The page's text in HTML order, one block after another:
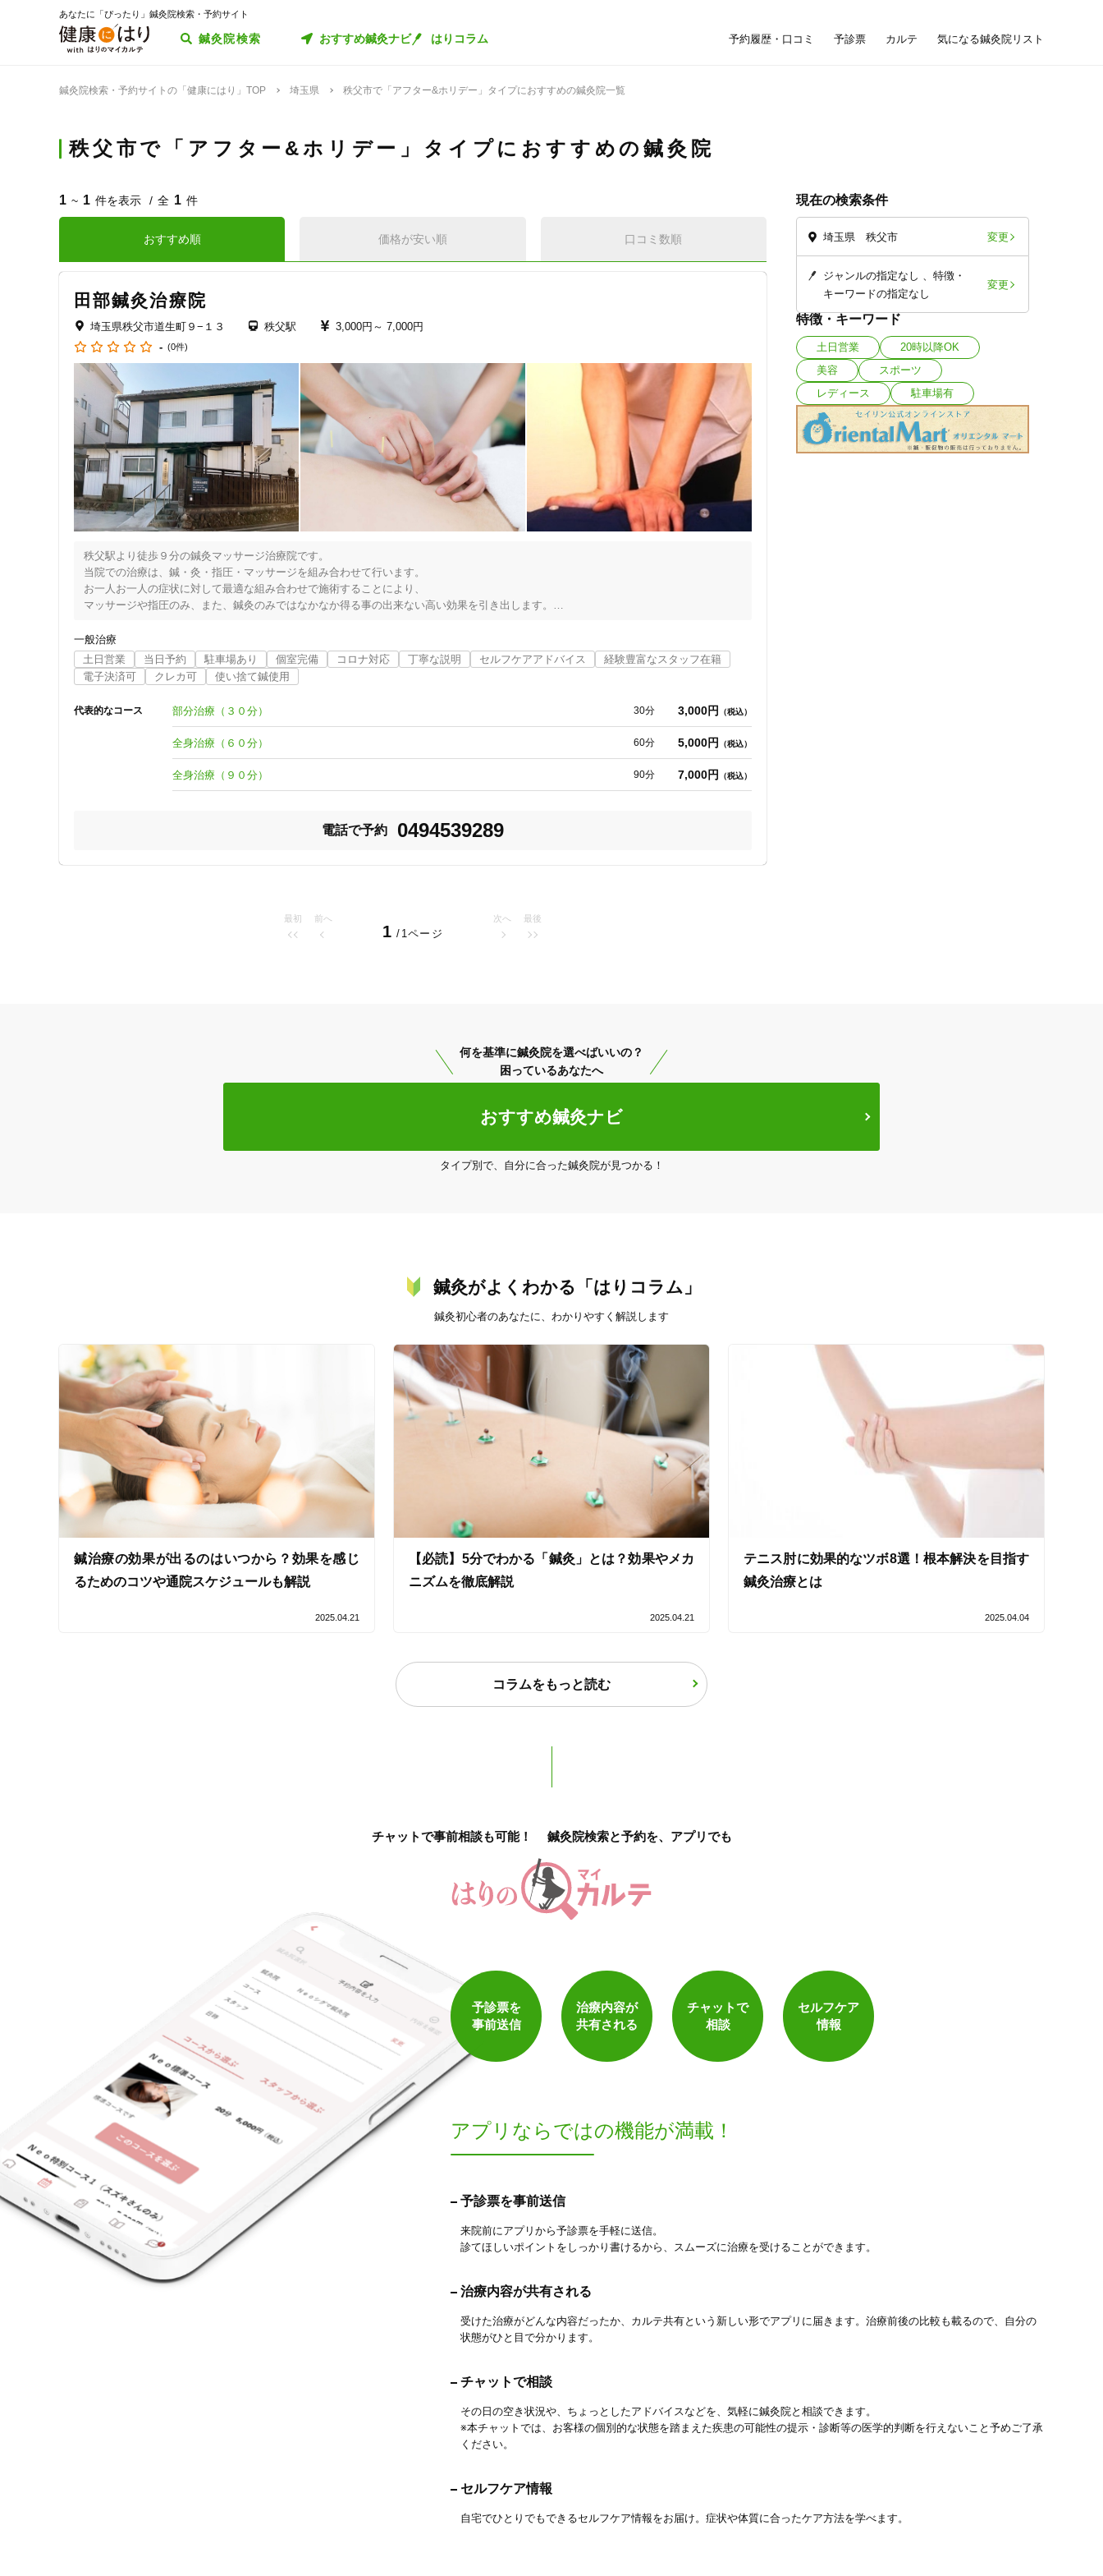
あなたに「ぴったり」鍼灸院検索・予約サイト
鍼灸院検索 おすすめ鍼灸ナビ はりコラム 予約履歴・口コミ 予診票 カルテ 気になる鍼灸院リスト
鍼灸院検索・予約サイトの「健康にはり」TOP 埼玉県 秩父市で「アフター&ホリデー」タイプにおすすめの鍼灸院一覧
秩父市で「アフター&ホリデー」タイプにおすすめの鍼灸院
現在の検索条件
埼玉県 秩父市 変更
ジャンルの指定なし
特徴・
キーワードの指定なし
変更
住所 秩父市 変更する
ジャンル
一般治療 レディース鍼灸 小児鍼
1 件 検索結果を見る
特徴・キーワード
土日営業
20時以降OK
美容
スポーツ
レディース
駐車場有
1 ~ 1 件を表示 全 1 件
おすすめ順 価格が安い順 口コミ数順
田部鍼灸治療院
埼玉県秩父市道生町９−１３ 秩父駅 3,000円～ 7,000円
- (0件)
秩父駅より徒歩９分の鍼灸マッサージ治療院です。
当院での治療は、鍼・灸・指圧・マッサージを組み合わせて行います。
お一人お一人の症状に対して最適な組み合わせで施術することにより、
マッサージや指圧のみ、また、鍼灸のみではなかなか得る事の出来ない高い効果を引き出します。
明るい個室。予約制をとっているので、他の患者さんを気にすることなくゆったりと治療を受けていただけます。治療着は、肌を出す面
積が最小限になるよう工夫された、上下セパレートのパジャマタイプのものをご用意しております。着替えやお化粧直しのためのスペー
スもありますので、女性の方も安心してご利用いただけます。
・腰痛でお悩みの方。
・臀部や下肢の痛み・痺れでお悩みの方。
・頚肩こりや頭痛、股関節痛、顎関節痛などでお困りの方。
・他の患者さんを気にすることなく治療を受けたい方。
・鍼やお灸がはじめての方。
一般治療
土日営業
当日予約 駐車場あり 個室完備 コロナ対応 丁寧な説明 セルフケアアドバイス
経験豊富なスタッフ在籍
電子決済可
クレカ可 使い捨て鍼使用
代表的なコース 部分治療（３０分） 30分 3,000円 （税込）
全身治療（６０分） 60分 5,000円 （税込）
全身治療（９０分） 90分 7,000円 （税込）
電話で予約 0494539289
最初 前へ
1 /1ページ
次へ 最後
「健康にはりを見た」
何を基準に鍼灸院を選べばいいの？
困っているあなたへ
おすすめ鍼灸ナビ
タイプ別で、自分に合った鍼灸院が見つかる！
鍼灸がよくわかる「はりコラム」
鍼灸初心者のあなたに、わかりやすく解説します
鍼治療の効果が出るのはいつから？効果を感じ
るためのコツや通院スケジュールも解説
2025.04.21
【必読】5分でわかる「鍼灸」とは？効果やメカ
ニズムを徹底解説
2025.04.21
テニス肘に効果的なツボ8選！根本解決を目指す
鍼灸治療とは
2025.04.04
コラムをもっと読む
チャットで事前相談も可能！ 鍼灸院検索と予約を、アプリでも
予診票を
事前送信
治療内容が
共有される
チャットで
相談
セルフケア
情報
アプリならではの機能が満載！
予診票を事前送信
来院前にアプリから予診票を手軽に送信。
診てほしいポイントをしっかり書けるから、スムーズに治療を受けることができます。
治療内容が共有される
受けた治療がどんな内容だったか、カルテ共有という新しい形でアプリに届きます。治療前後の比較も載るので、自分の
状態がひと目で分かります。
チャットで相談
その日の空き状況や、ちょっとしたアドバイスなどを、気軽に鍼灸院と相談できます。
※本チャットでは、お客様の個別的な状態を踏まえた疾患の可能性の提示・診断等の医学的判断を行えないこと予めご了承
ください。
セルフケア情報
自宅でひとりでもできるセルフケア情報をお届け。症状や体質に合ったケア方法を学べます。